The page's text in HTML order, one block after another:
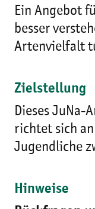
Ein Angebot
besser
Artenvielfalt
Zielstellung
Dieses JuNa-
richtet sich
Jugendliche
Hinweise